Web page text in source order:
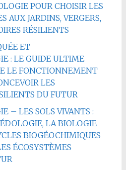
POUR CHOISIR LES
AUX JARDINS, VERGERS,
RÉSILIENTS
ET
: LE GUIDE ULTIME
LE FONCTIONNEMENT
LES
DU FUTUR
– LES SOLS VIVANTS :
LA BIOLOGIE
BIOGÉOCHIMIQUES
ÉCOSYSTÈMES